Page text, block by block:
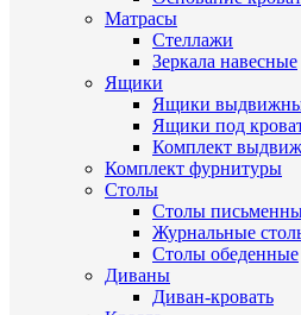
Матрасы
Стеллажи
Зеркала навесные
Ящики
Ящики
Ящики под
Комплект
Комплект фурнитуры
Столы
Столы
Журнальные
Столы обеденные
Диваны
Диван-кровать